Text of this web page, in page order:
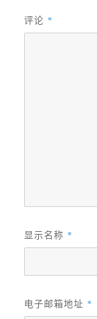
评论 *
显示名称 *
电子邮箱地址 *